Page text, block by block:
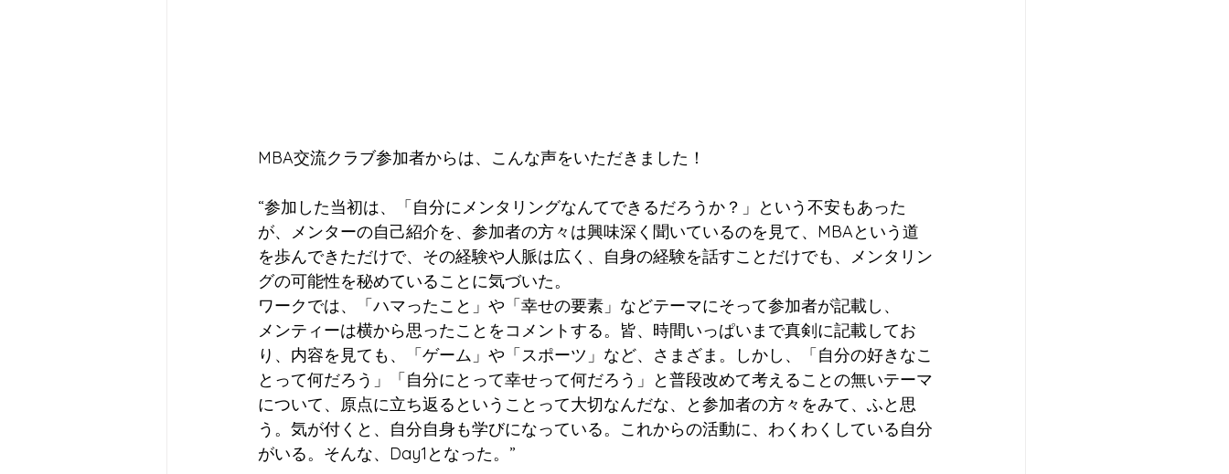
MBA交流クラブ参加者からは、こんな声をいただきました！
“参加した当初は、「自分にメンタリングなんてできるだろうか？」という不安もあった
が、メンターの自己紹介を、参加者の方々は興味深く聞いているのを見て、MBAという道
を歩んできただけで、その経験や人脈は広く、自身の経験を話すことだけでも、メンタリン
グの可能性を秘めていることに気づいた。
ワークでは、「ハマったこと」や「幸せの要素」などテーマにそって参加者が記載し、
メンティーは横から思ったことをコメントする。皆、時間いっぱいまで真剣に記載してお
り、内容を見ても、「ゲーム」や「スポーツ」など、さまざま。しかし、「自分の好きなこ
とって何だろう」「自分にとって幸せって何だろう」と普段改めて考えることの無いテーマ
について、原点に立ち返るということって大切なんだな、と参加者の方々をみて、ふと思
う。気が付くと、自分自身も学びになっている。これからの活動に、わくわくしている自分
がいる。そんな、Day1となった。”